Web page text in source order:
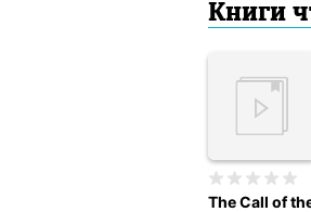
Книги
The Call of